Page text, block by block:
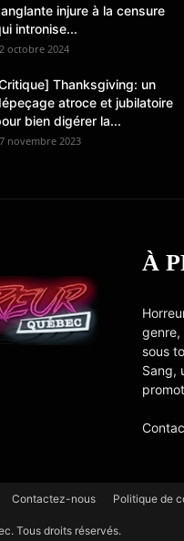
injure à la censure
intronise...
octobre 2024
Thanksgiving: un
atroce et jubilatoire
bien digérer la...
novembre 2023
À
genre,
sous
Sang,
Contactez-nous Politique de
Tous droits réservés.